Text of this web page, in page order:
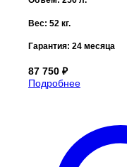
Вес: 52 кг.
Гарантия: 24 месяца
87 750 ₽
Подробнее